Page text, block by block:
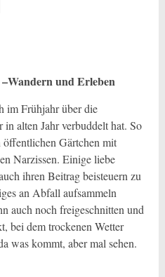
und Erleben
im Frühjahr über die
alten Jahr verbuddelt hat. So
Gärtchen mit
Narzissen. Einige liebe
ihren Beitrag beisteuern zu
an Abfall aufsammeln
auch noch freigeschnitten und
bei dem trockenen Wetter
was kommt, aber mal sehen.